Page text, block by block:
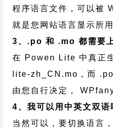
程序语言文件，可以被
就是您网站语言显示所
3、.po 和 .mo 都需要
在 Powen Lite 中真正
lite-zh_CN.mo，而
由您自行决定，
4、我可以用中英文双语
当然可以，要切换语言